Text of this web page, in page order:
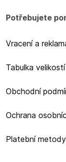
Potřebujete
Vracení a
Tabulka velikostí
Obchodní
Ochrana
Platební metody